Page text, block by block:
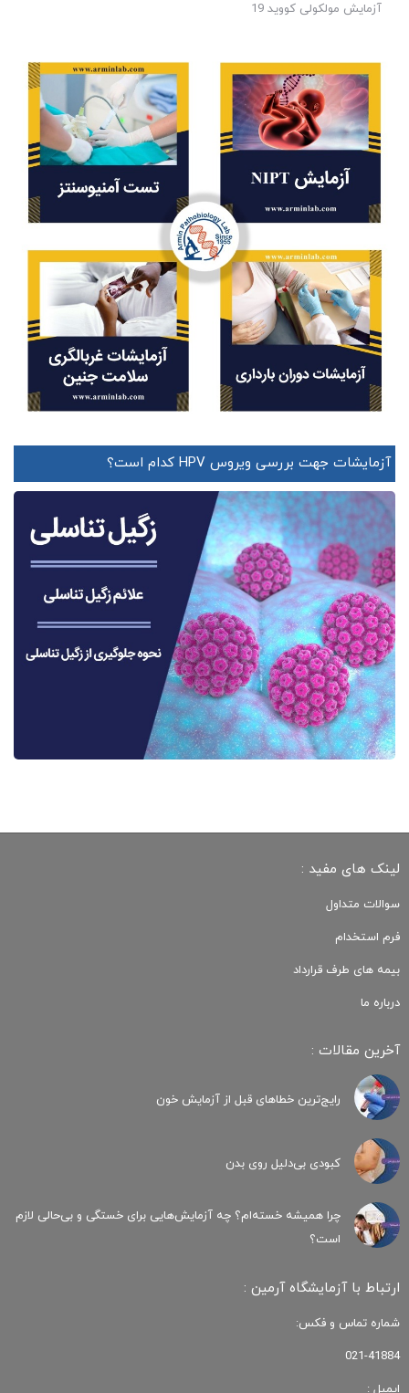
آزمایش مولکولی کووید 19
آزمایشات جهت بررسی ویروس HPV کدام است؟
لینک های مفید :
سوالات متداول
فرم استخدام
بیمه های طرف قرارداد
درباره ما
آخرین مقالات :
رایج‌ترین خطاهای قبل از آزمایش خون
کبودی‌ بی‌دلیل روی بدن
چرا همیشه خسته‌ام؟ چه آزمایش‌هایی برای خستگی و بی‌حالی لازم
است؟
ارتباط با آزمایشگاه آرمین :
شماره تماس و فکس:
021-41884
ایمیل :